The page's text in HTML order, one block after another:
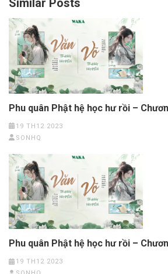
Phu quân Phật hệ học hư rồi –
19 TH12 2023
SONHQ
Phu quân Phật hệ học hư rồi –
19 TH12 2023